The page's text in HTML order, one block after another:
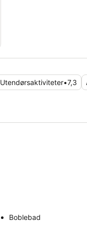
Utendørsaktiviteter•7,3
Boblebad